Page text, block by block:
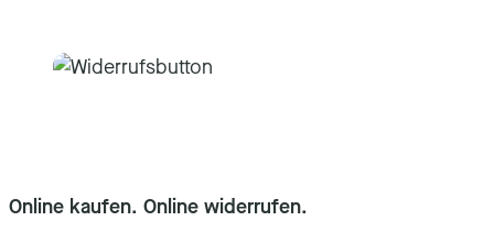
Online kaufen. Online widerrufen.